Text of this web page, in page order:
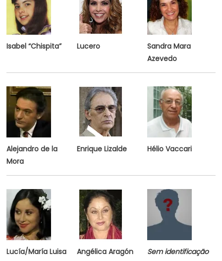
Isabel “Chispita” Lucero
Sandra Mara
Azevedo
Alejandro de la
Mora
Enrique Lizalde Hélio Vaccari
Lucía/María Luisa Angélica Aragón Sem identificação